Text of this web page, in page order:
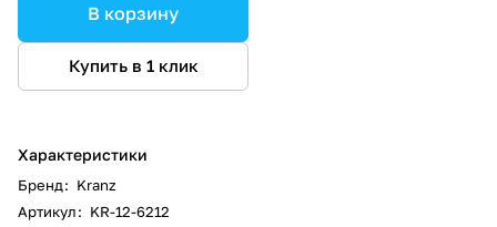
В корзину
Купить в 1 клик
Характеристики
Бренд: Kranz
Артикул: KR-12-6212